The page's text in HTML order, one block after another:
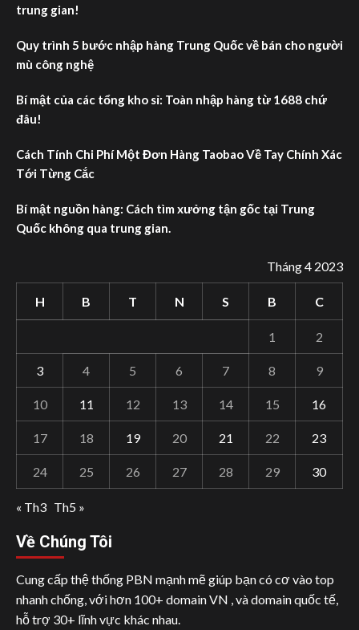
trung gian!
Quy trình 5 bước nhập hàng Trung Quốc về bán cho người
mù công nghệ
Bí mật của các tổng kho sỉ: Toàn nhập hàng từ 1688 chứ
đâu!
Cách Tính Chi Phí Một Đơn Hàng Taobao Về Tay Chính Xác
Tới Từng Cắc
Bí mật nguồn hàng: Cách tìm xưởng tận gốc tại Trung
Quốc không qua trung gian.
Tháng 4 2023
H B T N S B C
1 2
3 4 5 6 7 8 9
10 11 12 13 14 15 16
17 18 19 20 21 22 23
24 25 26 27 28 29 30
« Th3 Th5 »
Về Chúng Tôi
Cung cấp thệ thống PBN mạnh mẽ giúp bạn có cơ vào top
nhanh chống, với hơn 100+ domain VN , và domain quốc tế,
hỗ trợ 30+ lĩnh vực khác nhau.